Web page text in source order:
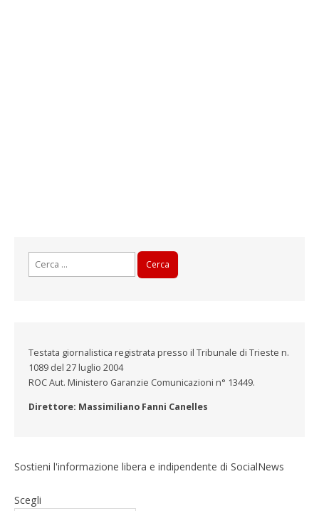
Testata giornalistica registrata presso il Tribunale di Trieste n.
1089 del 27 luglio 2004
ROC Aut. Ministero Garanzie Comunicazioni n° 13449.
Direttore: Massimiliano Fanni Canelles
Sostieni l'informazione libera e indipendente di SocialNews
Scegli